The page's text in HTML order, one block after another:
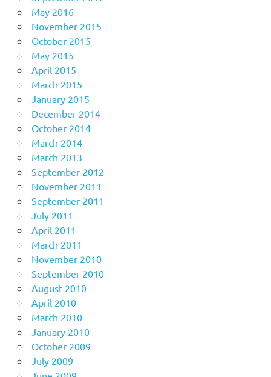
May 2016
November 2015
October 2015
May 2015
April 2015
March 2015
January 2015
December 2014
October 2014
March 2014
March 2013
September 2012
November 2011
September 2011
July 2011
April 2011
March 2011
November 2010
September 2010
August 2010
April 2010
March 2010
January 2010
October 2009
July 2009